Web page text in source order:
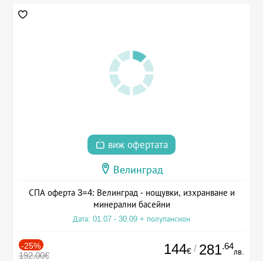
виж офертата
Велинград
СПА оферта 3=4: Велинград - нощувки, изхранване и
минерални басейни
Дата: 01.07 - 30.09 + полупансион
-25%
192.00€ 144€ / 281.64
лв.